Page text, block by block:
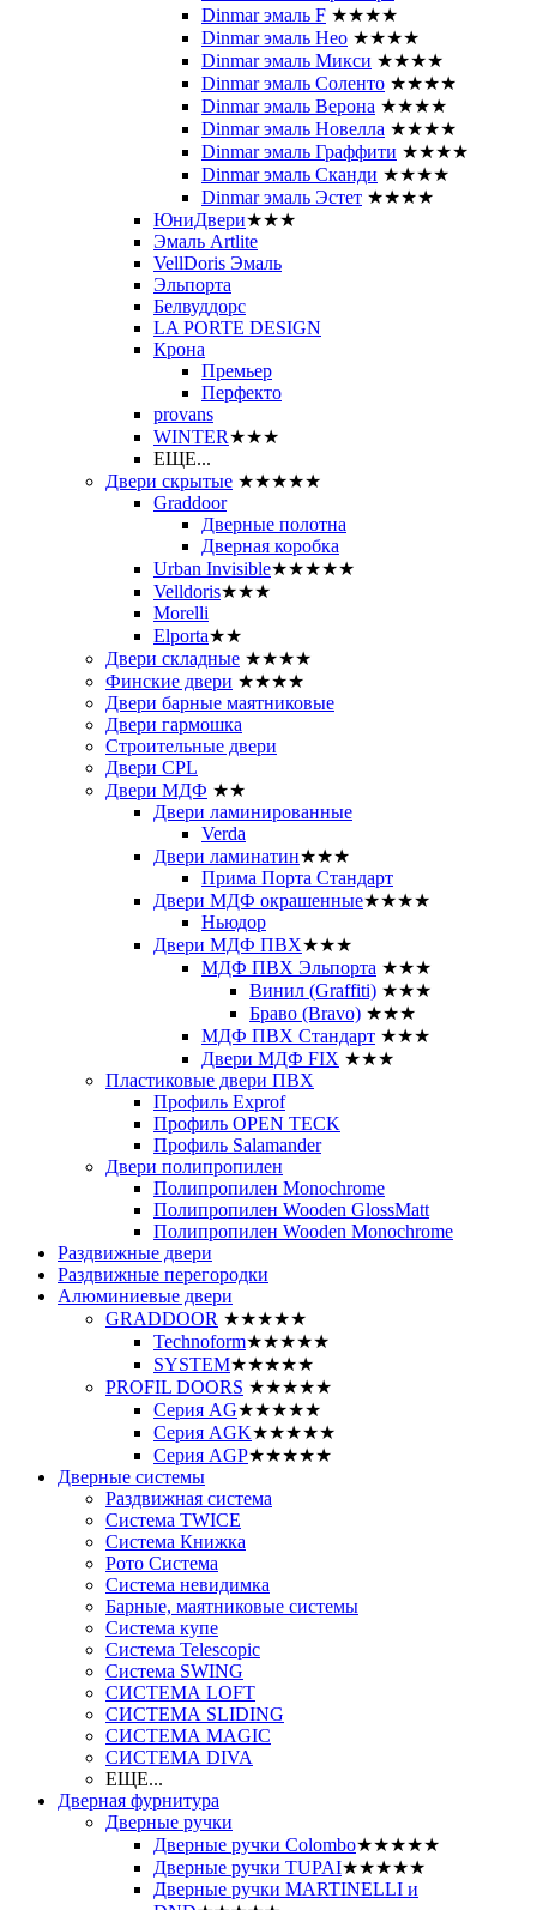
Dinmar эмаль F ★★★★
Dinmar эмаль Нео ★★★★
Dinmar эмаль Микси ★★★★
Dinmar эмаль Соленто ★★★★
Dinmar эмаль Верона ★★★★
Dinmar эмаль Новелла ★★★★
Dinmar эмаль Граффити ★★★★
Dinmar эмаль Сканди ★★★★
Dinmar эмаль Эстет ★★★★
ЮниДвери★★★
Эмаль Artlite
VellDoris Эмаль
Эльпорта
Белвуддорс
LA PORTE DESIGN
Крона
Премьер
Перфекто
provans
WINTER★★★
ЕЩЕ...
Двери скрытые ★★★★★
Graddoor
Дверные полотна
Дверная коробка
Urban Invisible★★★★★
Velldoris★★★
Morelli
Elporta★★
Двери складные ★★★★
Финские двери ★★★★
Двери барные маятниковые
Двери гармошка
Строительные двери
Двери CРL
Двери МДФ ★★
Двери ламинированные
Verda
Двери ламинатин★★★
Прима Порта Стандарт
Двери МДФ окрашенные★★★★
Ньюдор
Двери МДФ ПВХ★★★
МДФ ПВХ Эльпорта ★★★
Винил (Graffiti) ★★★
Браво (Bravo) ★★★
МДФ ПВХ Стандарт ★★★
Двери МДФ FIX ★★★
Пластиковые двери ПВХ
Профиль Exprof
Профиль OPEN TECK
Профиль Salamander
Двери полипропилен
Полипропилен Monochrome
Полипропилен Wooden GlossMatt
Полипропилен Wooden Monochrome
Раздвижные двери
Раздвижные перегородки
Алюминиевые двери
GRADDOOR ★★★★★
Technoform★★★★★
SYSTEM★★★★★
PROFIL DOORS ★★★★★
Серия AG★★★★★
Серия AGK★★★★★
Серия AGP★★★★★
Дверные системы
Раздвижная система
Система TWICE
Система Книжка
Рото Система
Система невидимка
Барные, маятниковые системы
Система купе
Система Telescopic
Система SWING
СИСТЕМА LOFT
СИСТЕМА SLIDING
СИСТЕМА MAGIC
СИСТЕМА DIVA
ЕЩЕ...
Дверная фурнитура
Дверные ручки
Дверные ручки Colombo★★★★★
Дверные ручки TUPAI★★★★★
Дверные ручки MARTINELLI и